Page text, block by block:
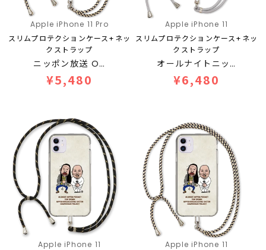
Apple iPhone 11 Pro
スリムプロテクションケース+ネッ
クストラップ
ニッポン放送 O…
¥5,480
Apple iPhone 11
スリムプロテクションケース+ネッ
クストラップ
オールナイトニッ…
¥6,480
Apple iPhone 11
Apple iPhone 11